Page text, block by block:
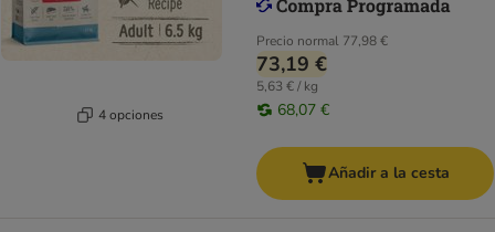
4 opciones
Precio normal 77,98 €
73,19 €
5,63 € / kg
68,07 €
Añadir a la cesta